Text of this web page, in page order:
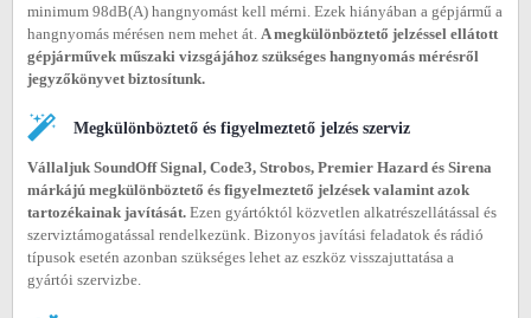
minimum 98dB(A) hangnyomást kell mérni. Ezek hiányában a gépjármű a
hangnyomás mérésen nem mehet át. A megkülönböztető jelzéssel ellátott
gépjárművek műszaki vizsgájához szükséges hangnyomás mérésről
jegyzőkönyvet biztosítunk.
Megkülönböztető és figyelmeztető jelzés szerviz
Vállaljuk SoundOff Signal, Code3, Strobos, Premier Hazard és Sirena
márkájú megkülönböztető és figyelmeztető jelzések valamint azok
tartozékainak javítását. Ezen gyártóktól közvetlen alkatrészellátással és
szerviztámogatással rendelkezünk. Bizonyos javítási feladatok és rádió
típusok esetén azonban szükséges lehet az eszköz visszajuttatása a
gyártói szervizbe.